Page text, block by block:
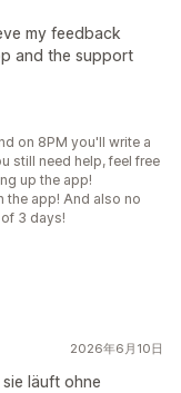
my feedback
and the support
on 8PM you'll write a
still need help, feel free
up the app!
the app! And also no
3 days!
2026年6月10日
läuft ohne